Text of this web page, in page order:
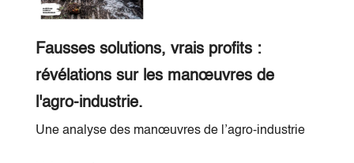
Fausses solutions, vrais profits :
révélations sur les manœuvres de
l'agro-industrie.
Une analyse des manœuvres de l’agro-industrie